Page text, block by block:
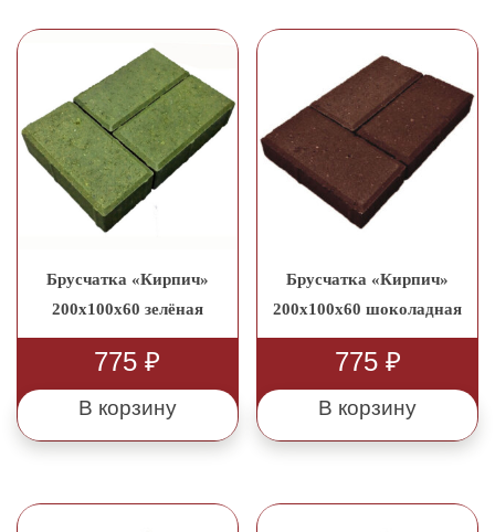
Брусчатка «Кирпич»
200x100x60 зелёная
775₽
В корзину
Брусчатка «Кирпич»
200x100x60 шоколадная
775 ₽
В корзину